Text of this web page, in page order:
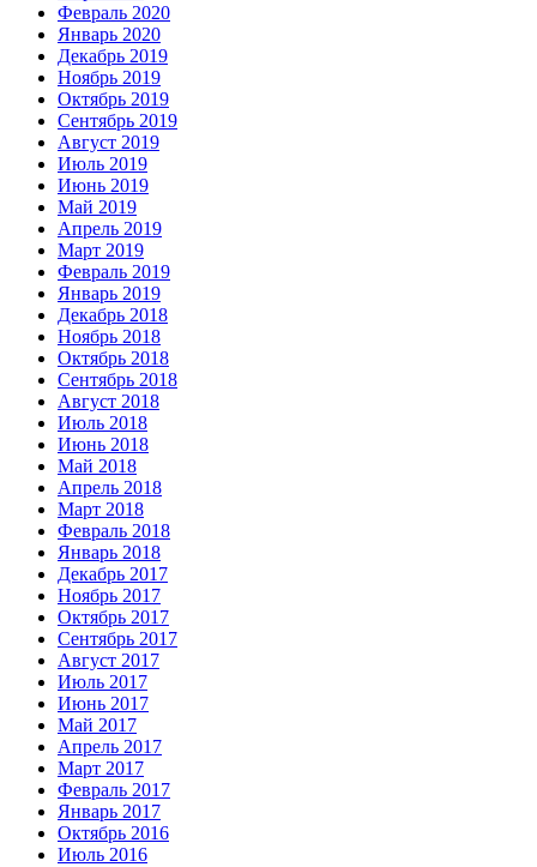
Февраль 2020
Январь 2020
Декабрь 2019
Ноябрь 2019
Октябрь 2019
Сентябрь 2019
Август 2019
Июль 2019
Июнь 2019
Май 2019
Апрель 2019
Март 2019
Февраль 2019
Январь 2019
Декабрь 2018
Ноябрь 2018
Октябрь 2018
Сентябрь 2018
Август 2018
Июль 2018
Июнь 2018
Май 2018
Апрель 2018
Март 2018
Февраль 2018
Январь 2018
Декабрь 2017
Ноябрь 2017
Октябрь 2017
Сентябрь 2017
Август 2017
Июль 2017
Июнь 2017
Май 2017
Апрель 2017
Март 2017
Февраль 2017
Январь 2017
Октябрь 2016
Июль 2016